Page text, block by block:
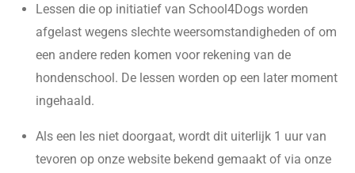
Lessen die op initiatief van School4Dogs worden
afgelast wegens slechte weersomstandigheden of om
een andere reden komen voor rekening van de
hondenschool. De lessen worden op een later moment
ingehaald.
Als een les niet doorgaat, wordt dit uiterlijk 1 uur van
tevoren op onze website bekend gemaakt of via onze